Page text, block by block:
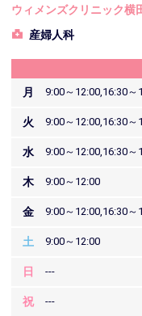
ウィメンズクリニック横
産婦人科
月 9:00～12:00,16:30～
火 9:00～12:00,16:30～
水 9:00～12:00,16:30～
木 9:00～12:00
金 9:00～12:00,16:30～
土 9:00～12:00
日 ---
祝 ---